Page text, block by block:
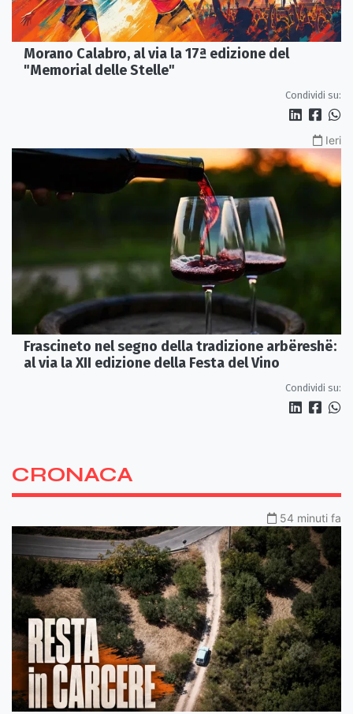
Morano Calabro, al via la 17ª edizione del
"Memorial delle Stelle"
Condividi su:
Ieri
Frascineto nel segno della tradizione arbëreshë:
al via la XII edizione della Festa del Vino
Condividi su:
CRONACA
54 minuti fa